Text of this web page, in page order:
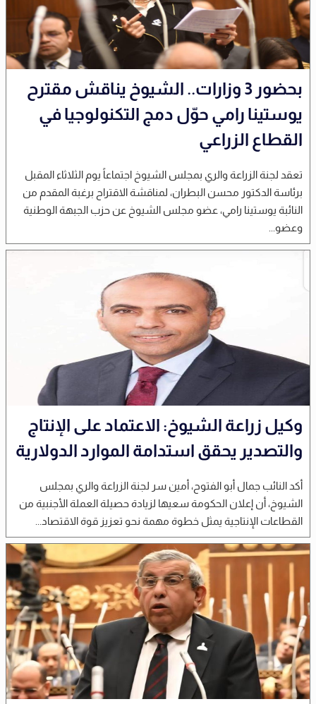
بحضور 3 وزارات.. الشيوخ يناقش مقترح
يوستينا رامي حوّل دمج التكنولوجيا في
القطاع الزراعي
تعقد لجنة الزراعة والري بمجلس الشيوخ اجتماعاً يوم الثلاثاء المقبل
برئاسة الدكتور محسن البطران، لمناقشة الاقتراح برغبة المقدم من
النائبة يوستينا رامي، عضو مجلس الشيوخ عن حزب الجبهة الوطنية
وعضو...
وكيل زراعة الشيوخ: الاعتماد على الإنتاج
والتصدير يحقق استدامة الموارد الدولارية
أكد النائب جمال أبو الفتوح، أمين سر لجنة الزراعة والري بمجلس
الشيوخ، أن إعلان الحكومة سعيها لزيادة حصيلة العملة الأجنبية من
القطاعات الإنتاجية يمثل خطوة مهمة نحو تعزيز قوة الاقتصاد...